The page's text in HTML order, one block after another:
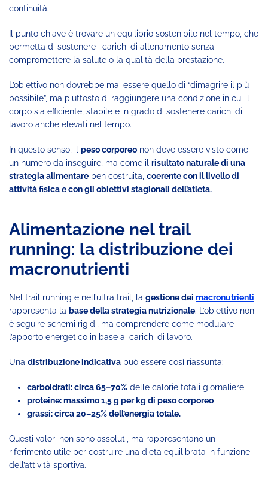
continuità.
Il punto chiave è trovare un equilibrio sostenibile nel tempo, che
permetta di sostenere i carichi di allenamento senza
compromettere la salute o la qualità della prestazione.
L’obiettivo non dovrebbe mai essere quello di “dimagrire il più
possibile”, ma piuttosto di raggiungere una condizione in cui il
corpo sia efficiente, stabile e in grado di sostenere carichi di
lavoro anche elevati nel tempo.
In questo senso, il peso corporeo non deve essere visto come
un numero da inseguire, ma come il risultato naturale di una
strategia alimentare ben costruita, coerente con il livello di
attività fisica e con gli obiettivi stagionali dell’atleta.
Alimentazione nel trail
running: la distribuzione dei
macronutrienti
Nel trail running e nell’ultra trail, la gestione dei macronutrienti
rappresenta la base della strategia nutrizionale. L’obiettivo non
è seguire schemi rigidi, ma comprendere come modulare
l’apporto energetico in base ai carichi di lavoro.
Una distribuzione indicativa può essere così riassunta:
carboidrati: circa 65–70% delle calorie totali giornaliere
proteine: massimo 1,5 g per kg di peso corporeo
grassi: circa 20–25% dell’energia totale.
Questi valori non sono assoluti, ma rappresentano un
riferimento utile per costruire una dieta equilibrata in funzione
dell’attività sportiva.